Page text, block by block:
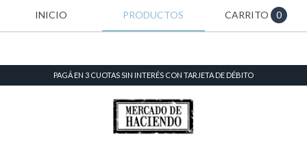
INICIO PRODUCTOS CARRITO 0
PAGÁ EN 3 CUOTAS SIN INTERÉS CON TARJETA DE DÉBITO